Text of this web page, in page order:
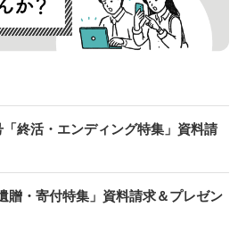
終活・エンディング特集」資料請
贈・寄付特集」資料請求＆プレゼン